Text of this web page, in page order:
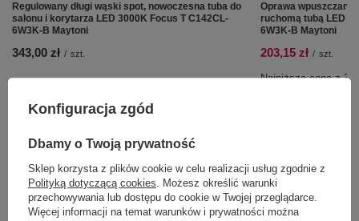
Regulowany długi wąski spot, nowoczesna tuba do
salonu i korytarza LED 3000K Focus T C142CL-
6W3K-B Maytoni
343,00 zł / szt.
Oprawa wpuszczana
ruchomą tubą LED
6W3K-B Maytoni
203,15 zł / szt.
Najniższa cena z 30
Konfiguracja zgód
Dbamy o Twoją prywatność
Sklep korzysta z plików cookie w celu realizacji usług zgodnie z
Polityką dotyczącą cookies. Możesz określić warunki
przechowywania lub dostępu do cookie w Twojej przeglądarce.
Więcej informacji na temat warunków i prywatności można